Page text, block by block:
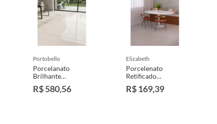
portobello
Porcelanato
Brilhante
Esmaltado Polido
Branco Interno
R$ 580,56
elizabeth
Porcelenato
Retificado
Acetinado Brasilia
Cimento Interno
R$ 169,39